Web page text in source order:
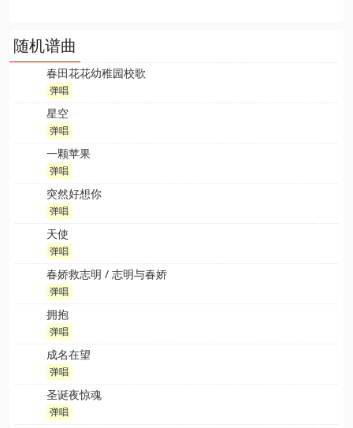
随机谱曲
春田花花幼稚园校歌
弹唱
星空
弹唱
一颗苹果
弹唱
突然好想你
弹唱
天使
弹唱
春娇救志明 / 志明与春娇
弹唱
拥抱
弹唱
成名在望
弹唱
圣诞夜惊魂
弹唱